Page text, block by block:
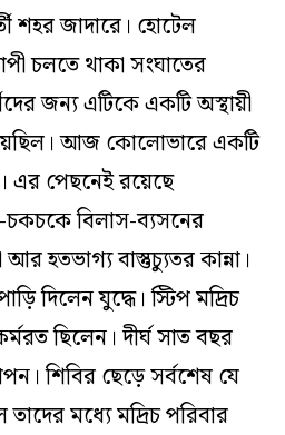
শহর জাদারে। হোটেল
চলতে থাকা সংঘাতের
জন্য এটিকে একটি অস্থায়ী
আজ কোলোভারে একটি
এর পেছনেই রয়েছে
চকচকে বিলাস-ব্যসনের
হতভাগ্য বাস্তুচ্যুতর কান্না।
দিলেন যুদ্ধে। স্টিপ মদ্রিচ
ছিলেন। দীর্ঘ সাত বছর
শিবির ছেড়ে সর্বশেষ যে
মধ্যে মদ্রিচ পরিবার